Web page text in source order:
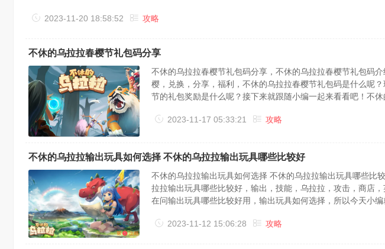
士坦度更高，斗士更灵敏，输出手法更高。医治：萨满>德...
2023-11-20 18:58:52 攻略
不休的乌拉拉春樱节礼包码分享
不休的乌拉拉春樱节礼包码分享，不休的乌拉拉春樱节礼包码
樱，兑换，分享，福利，不休的乌拉拉春樱节礼包码是什么呢
节的礼包奖励是什么呢？接下来就跟随小编一起来看看吧！不
月22日23:59四、小提示1.每个角色只能使用1次该福利礼包...
2023-11-17 05:33:21 攻略
不休的乌拉拉输出玩具如何选择 不休的乌拉拉输出玩具哪些比较好
不休的乌拉拉输出玩具如何选择 不休的乌拉拉输出玩具哪些比
拉拉输出玩具哪些比较好，输出，技能，乌拉拉，攻击，商店
在问输出玩具哪些比较好用，输出玩具如何选择，所以今天小
到buff，打断技能能否完美打断，诸如此类。可视能力和运气刷
2023-11-12 15:06:28 攻略